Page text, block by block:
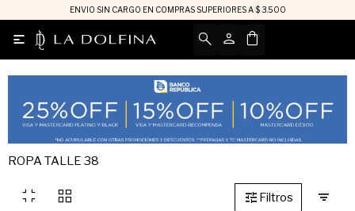
ENVIO SIN CARGO EN COMPRAS SUPERIORES A $ 3.500

ROPA TALLE 38
fullscreen_exit grid_view